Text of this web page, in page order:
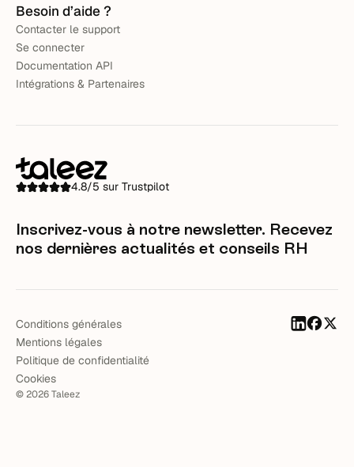
Besoin d’aide ?
Contacter le support
Se connecter
Documentation API
Intégrations & Partenaires
4.8/5 sur Trustpilot
Inscrivez-vous à notre newsletter. Recevez
nos dernières actualités et conseils RH
©2026Taleez
Conditions générales
Mentions légales
Politique de confidentialité
Cookies